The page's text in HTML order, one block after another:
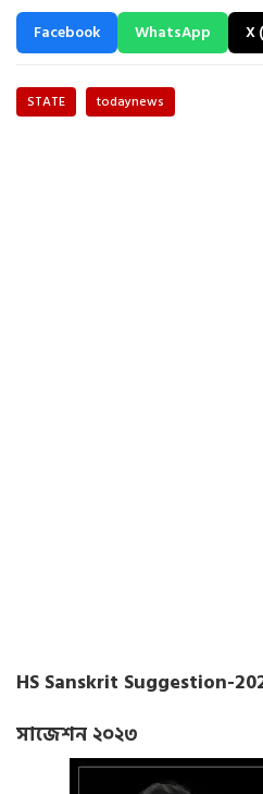
Facebook WhatsApp X
STATE todaynews
HS Sanskrit Suggestion-
সাজেশন ২০২৩